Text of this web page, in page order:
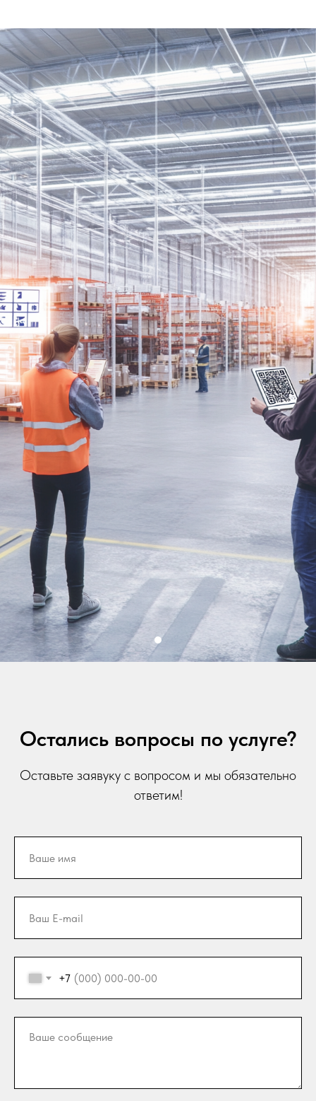
Остались вопросы по услуге?
Оставьте заявуку с вопросом и мы обязательно
ответим!
+7